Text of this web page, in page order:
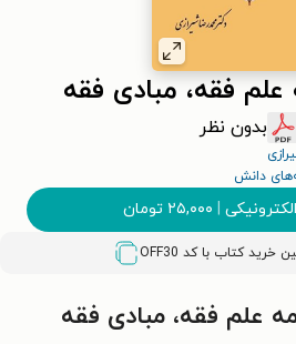
فقه، مبادی فقه
بدون نظر
دانش
| ۲۵,۰۰۰ تومان
OFF30
علم فقه، مبادی فقه